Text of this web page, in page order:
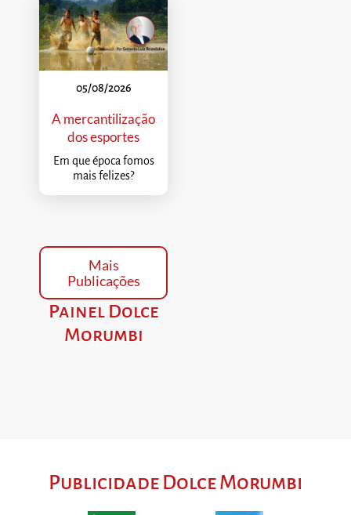
05/08/2026
A mercantilização
dos esportes
Em que época fomos
mais felizes?
Mais
Publicações
Painel Dolce
Morumbi
Publicidade Dolce Morumbi